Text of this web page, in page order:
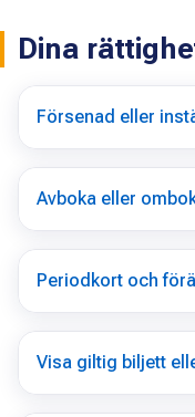
Dina
Försenad eller
Avboka eller
Periodkort och
Visa giltig biljett